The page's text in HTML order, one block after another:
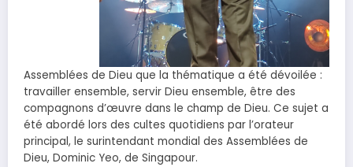
Assemblées de Dieu que la thématique a été dévoilée :
travailler ensemble, servir Dieu ensemble, être des
compagnons d’œuvre dans le champ de Dieu. Ce sujet a
été abordé lors des cultes quotidiens par l’orateur
principal, le surintendant mondial des Assemblées de
Dieu, Dominic Yeo, de Singapour.